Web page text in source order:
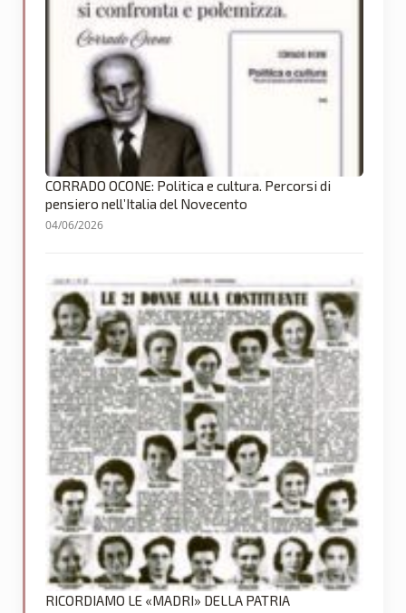
CORRADO OCONE: Politica e cultura. Percorsi di
pensiero nell’Italia del Novecento
04/06/2026
RICORDIAMO LE «MADRI» DELLA PATRIA